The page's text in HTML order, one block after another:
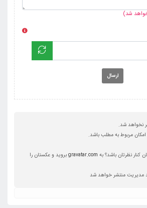
خواهد شد)
ارسال
نخواهد شد.
مربوط به مطلب باشد.
نظرتان باشد؟ به gravatar.comبروید و عکستان را
مدیریت منتشر خواهد شد